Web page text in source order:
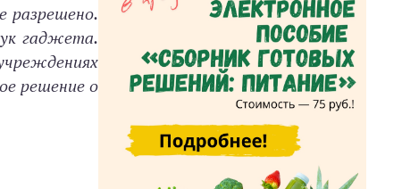
разрешено.
гаджета.
решение о